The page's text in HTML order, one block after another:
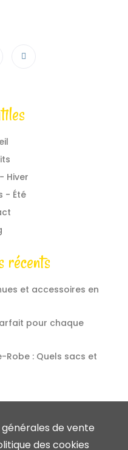
Hiver
- Été
récents
et accessoires en
pour chaque
Robe : Quels sacs et
de vente
des cookies